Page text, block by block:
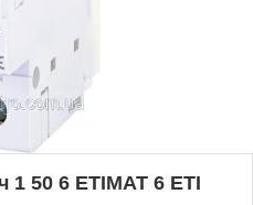
50 6 ETIMAT 6 ЕТІ